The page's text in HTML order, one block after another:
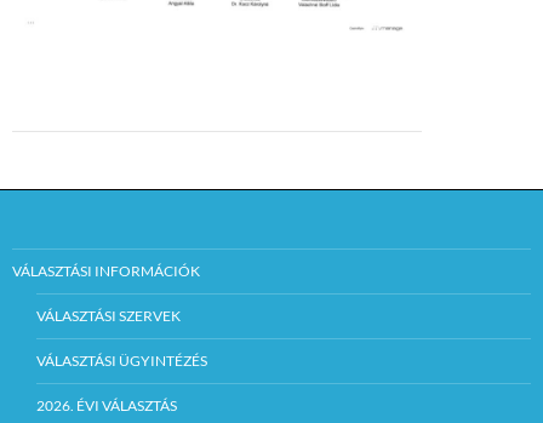
VÁLASZTÁSI INFORMÁCIÓK
VÁLASZTÁSI SZERVEK
VÁLASZTÁSI ÜGYINTÉZÉS
2026. ÉVI VÁLASZTÁS